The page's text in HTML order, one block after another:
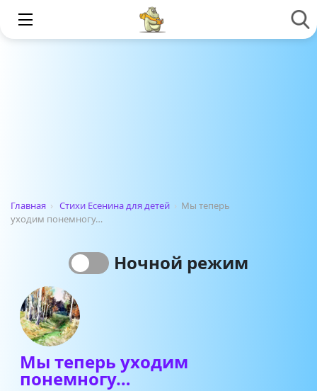
Главная › Стихи Есенина для детей › Мы теперь
уходим понемногу…
Ночной режим
Мы теперь уходим
понемногу…